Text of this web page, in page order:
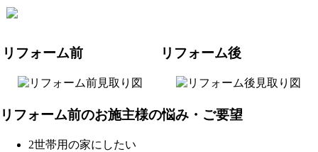
リフォーム前 リフォーム後
リフォーム前のお施主様の悩み・ご要望
2世帯用の家にしたい